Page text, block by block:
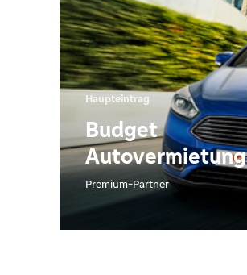
Haupteintrag
Budget
Autovermietung
Premium-Partner